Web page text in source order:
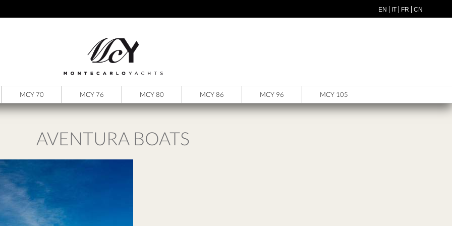
EN IT FR CN
MCY 70 MCY 76 MCY 80 MCY 86 MCY 96 MCY 105
AVENTURA BOATS